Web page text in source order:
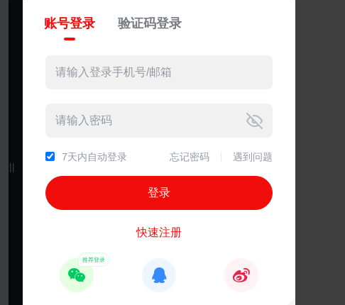
||
var
data = getValue
('
data.height
.height
top: pathY
boyHeight
+
25
});
$("button:first").click
addClass
$
"#content"
账号登录 验证码登录
7天内自动登录 遇到问题
忘记密码
快速注册